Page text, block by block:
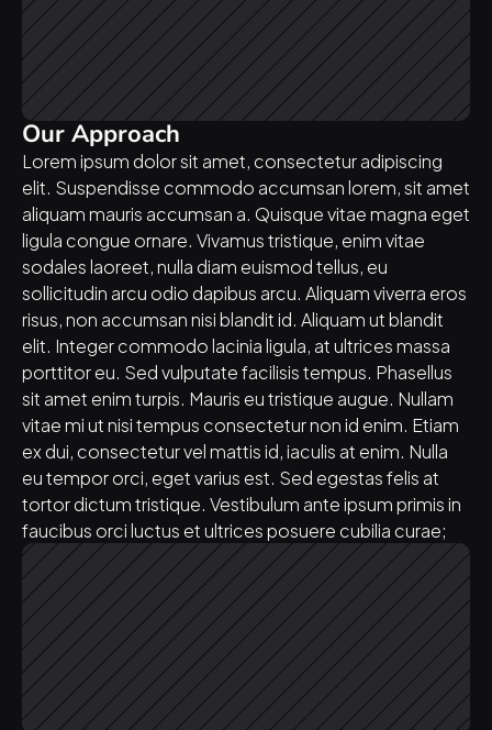
Our Approach
Lorem ipsum dolor sit amet, consectetur adipiscing
elit. Suspendisse commodo accumsan lorem, sit amet
aliquam mauris accumsan a. Quisque vitae magna eget
ligula congue ornare. Vivamus tristique, enim vitae
sodales laoreet, nulla diam euismod tellus, eu
sollicitudin arcu odio dapibus arcu. Aliquam viverra eros
risus, non accumsan nisi blandit id. Aliquam ut blandit
elit. Integer commodo lacinia ligula, at ultrices massa
porttitor eu. Sed vulputate facilisis tempus. Phasellus
sit amet enim turpis. Mauris eu tristique augue. Nullam
vitae mi ut nisi tempus consectetur non id enim. Etiam
ex dui, consectetur vel mattis id, iaculis at enim. Nulla
eu tempor orci, eget varius est. Sed egestas felis at
tortor dictum tristique. Vestibulum ante ipsum primis in
faucibus orci luctus et ultrices posuere cubilia curae;